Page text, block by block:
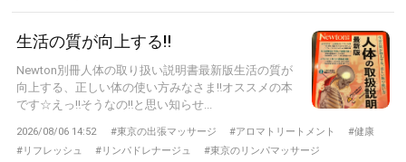
生活の質が向上する‼️
Newton別冊人体の取り扱い説明書最新版生活の質が
向上する、正しい体の使い方みなさま‼️オススメの本
です☆えっ‼️そうなの‼️と思い知らせ...
2026/08/06 14:52 #東京の出張マッサージ #アロマトリートメント
#健康
#リフレッシュ
#リンパドレナージュ
#東京のリンパマッサージ